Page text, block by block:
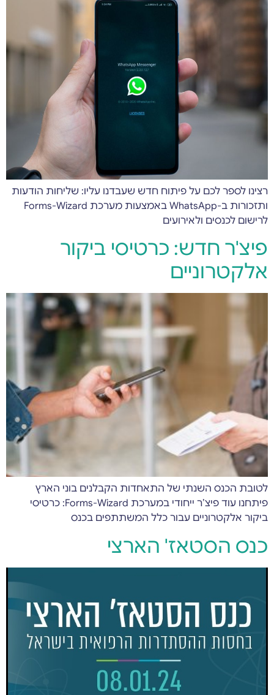
רצינו לספר לכם על פיתוח חדש שעבדנו עליו: שליחות הודעות
ותזכורות ב-WhatsApp באמצעות מערכת Forms-Wizard
לרישום לכנסים ולאירועים
פיצ'ר חדש: כרטיסי ביקור
אלקטרוניים
לטובת הכנס השנתי של התאחדות הקבלנים בוני הארץ
פיתחנו עוד פיצ’ר ייחודי במערכת Forms-Wizard: כרטיסי
ביקור אלקטרוניים עבור כלל המשתתפים בכנס
כנס הסטאז' הארצי